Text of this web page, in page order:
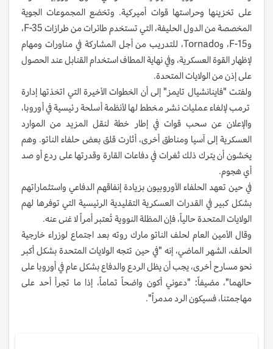
على تخزينها وحراستها قوات أميركية. وتخضع المجموعات الجوية
المخصصة من الدول الحليفة، التي تستخدم طائرات من طرازات F-35،
وF-15، وTornado، للتدريب من أجل المشاركة في مناورات ومهام
لإظهار القوة العسكرية، وفي نهاية المطاف استخدام القنابل عند الحصول
على إذن من الولايات المتحدة.
ولفتت "فاينانشيال تايمز" إلى أن الخطوات الأخيرة التي اتخذتها إدارة
ترمب لإلغاء عمليات نشر مخطط لها لأنظمة أسلحة رئيسية في أوروبا،
والإعلان عن سحب قوات في إطار خطة لنقل المزيد من الموارد
العسكرية إلى آسيا ومناطق أخرى، أثارت قلق بعض حلفاء الناتو. وهم
يخشون أن يترك ذلك ثغرات في دفاعات القارة وقدرتها على ردع أو صد
أي هجوم.
في حين تعهد الحلفاء الأوروبيون بزيادة إنفاقهم الدفاعي واستثماراتهم
بشكل كبير في القدرات العسكرية التقليدية الرئيسية التي توفرها لهم
الولايات المتحدة حالياً، فإن المظلة النووية تُعتبر أمراً لا غنى عنه.
وقال الأمين العام لحلف الناتو مارك روته بعد اجتماع لوزراء خارجية
الحلف، الشهر الماضي، إنه "في حين تتجه الولايات المتحدة بشكل أكبر
نحو مسارح أخرى، يجب أن يظل الردع والدفاع بشكل عام في أوروبا على
حالهما"، مضيفاً: "دعوني أكون واضحاً تماماً، إذا ما تجرأ أحد على
مهاجمتنا، فسيكون الرد مدمراً".